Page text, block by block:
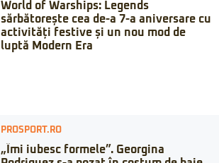
World of Warships: Legends
sărbătorește cea de-a 7-a aniversare cu
activități festive și un nou mod de
luptă Modern Era
PROSPORT.RO
„Îmi iubesc formele”. Georgina